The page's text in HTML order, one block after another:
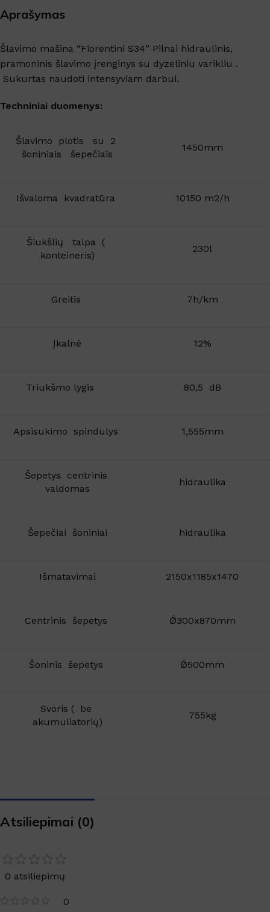
Aprašymas
Šlavimo mašina “Fiorentini S34” Pilnai hidraulinis,
pramoninis šlavimo įrenginys su dyzeliniu varikliu .
Sukurtas naudoti intensyviam darbui.
Techniniai duomenys:
Šlavimo plotis su 2
šoniniais šepečiais
1450mm
Išvaloma kvadratūra 10150 m2/h
Šiukšlių talpa (
konteineris)
230l
Greitis 7h/km
Įkalnė 12%
Triukšmo lygis 80,5 dB
Apsisukimo spindulys 1,555mm
Šepetys centrinis
valdomas
hidraulika
Šepečiai šoniniai hidraulika
Išmatavimai 2150x1185x1470
Centrinis šepetys Ǿ300x870mm
Šoninis šepetys Ǿ500mm
Svoris ( be
akumuliatorių)
755kg
Atsiliepimai (0)
0 atsiliepimų
0